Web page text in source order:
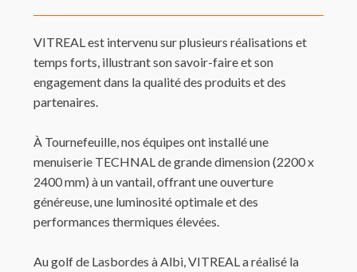
VITREAL est intervenu sur plusieurs réalisations et
temps forts, illustrant son savoir-faire et son
engagement dans la qualité des produits et des
partenaires.
À Tournefeuille, nos équipes ont installé une
menuiserie TECHNAL de grande dimension (2200 x
2400 mm) à un vantail, offrant une ouverture
généreuse, une luminosité optimale et des
performances thermiques élevées.
Au golf de Lasbordes à Albi, VITREAL a réalisé la